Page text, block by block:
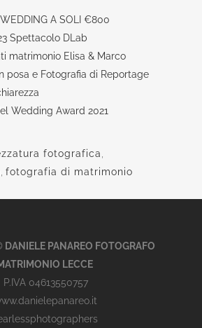
A SOLI €800
Spettacolo DLab
matrimonio Elisa & Marco
posa e Fotografia di Reportage
Wedding Award 2021
fotografica
fotografia di matrimonio
PANAREO FOTOGRAFO
LECCE
P.IVA 04613550757